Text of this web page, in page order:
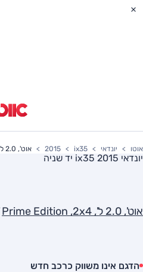
אוטו יונדאי ix35
2015 אוט', 2.0 ל', Prime Edition ,2x4
יונדאי ix35 2015 יד שניה
אוט', 2.0 ל', Prime Edition ,2x4
הדגם אינו משווק כרכב חדש